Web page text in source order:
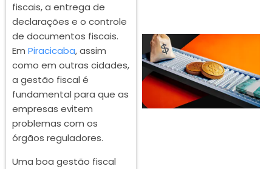
fiscais, a entrega de
declarações e o controle
de documentos fiscais.
Em Piracicaba, assim
como em outras cidades,
a gestão fiscal é
fundamental para que as
empresas evitem
problemas com os
órgãos reguladores.
Uma boa gestão fiscal